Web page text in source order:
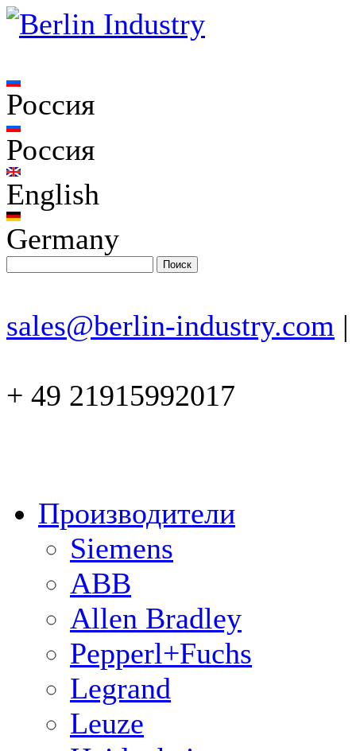
Россия
Россия
English
Germany
sales@berlin-industry.com |
+ 49 21915992017
Производители
Siemens
ABB
Allen Bradley
Pepperl+Fuchs
Legrand
Leuze